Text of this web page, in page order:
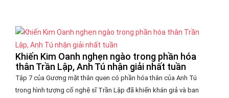
Khiến Kim Oanh nghẹn ngào trong phần hóa
thân Trần Lập, Anh Tú nhận giải nhất tuần
Tập 7 của Gương mặt thân quen có phần hóa thân của Anh Tú
trong hình tượng cố nghệ sĩ Trần Lập đã khiến khán giả và ban